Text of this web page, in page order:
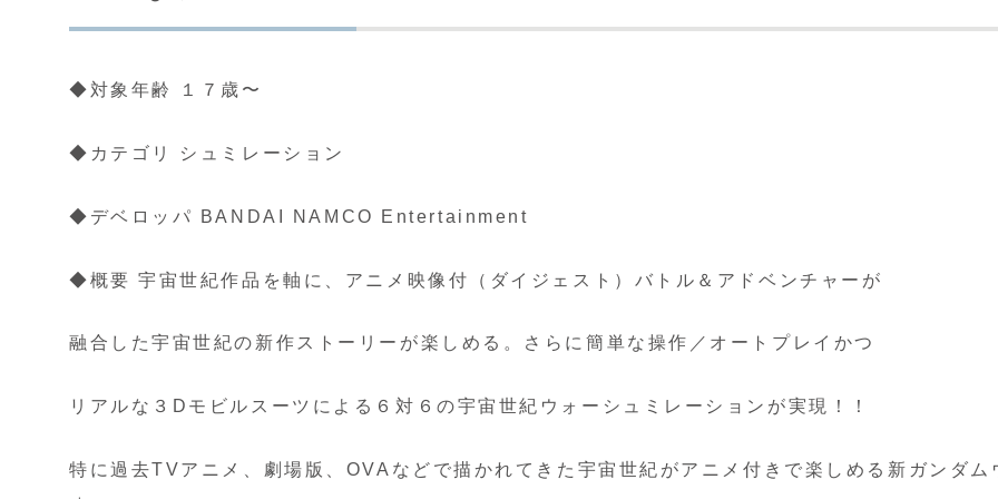
◆対象年齢 １７歳〜
◆カテゴリ シュミレーション
◆デベロッパ BANDAI NAMCO Entertainment
◆概要 宇宙世紀作品を軸に、アニメ映像付（ダイジェスト）バトル＆アドベンチャーが
融合した宇宙世紀の新作ストーリーが楽しめる。さらに簡単な操作／オートプレイかつ
リアルな３Dモビルスーツによる６対６の宇宙世紀ウォーシュミレーションが実現！！
特に過去TVアニメ、劇場版、OVAなどで描かれてきた宇宙世紀がアニメ付きで楽しめる新ガンダム